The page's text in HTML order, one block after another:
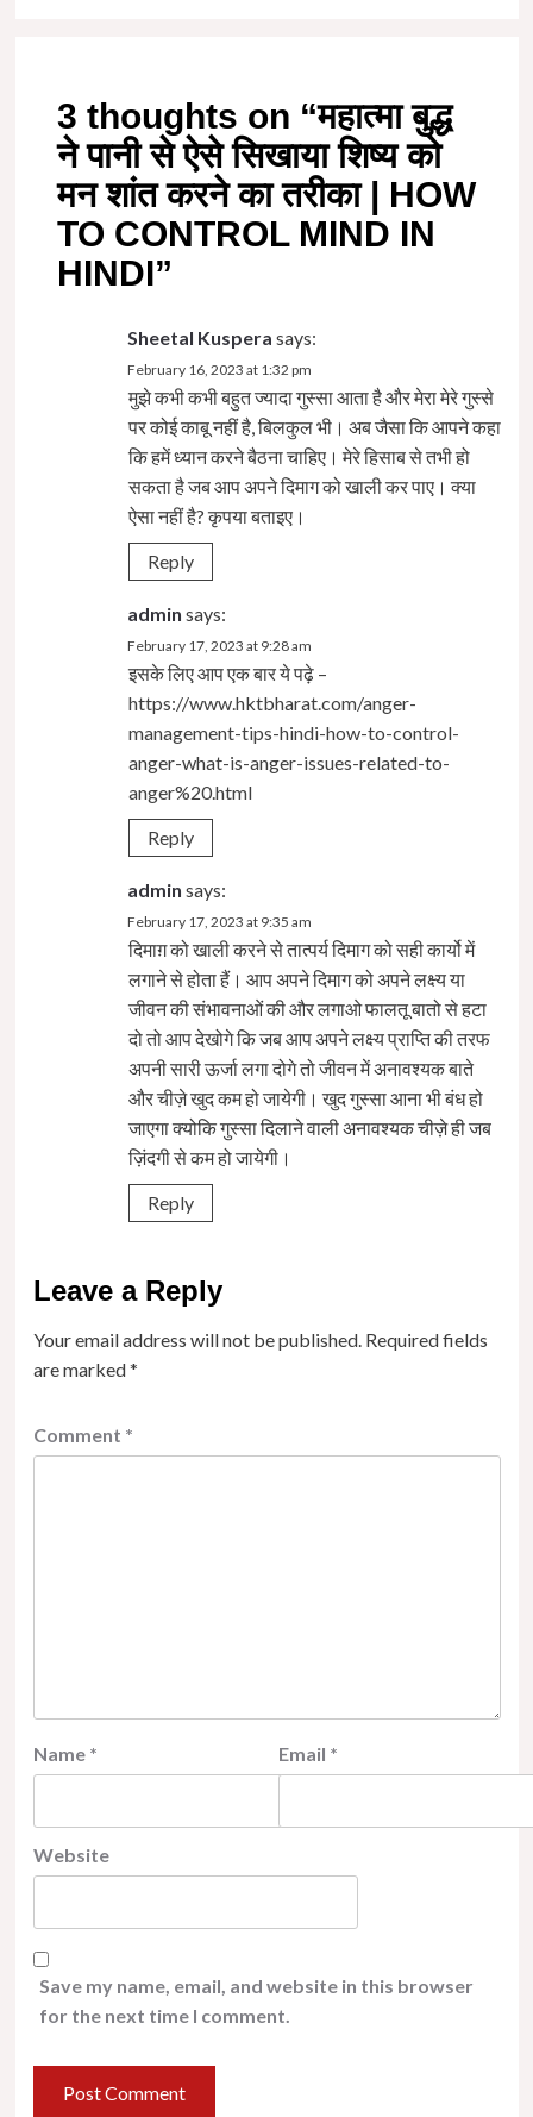
3 thoughts on “महात्मा बुद्ध
ने पानी से ऐसे सिखाया शिष्य को
मन शांत करने का तरीका | HOW
TO CONTROL MIND IN
HINDI”
Sheetal Kuspera says:
February 16, 2023 at 1:32 pm
मुझे कभी कभी बहुत ज्यादा गुस्सा आता है और मेरा मेरे गुस्से
पर कोई काबू नहीं है, बिलकुल भी। अब जैसा कि आपने कहा
कि हमें ध्यान करने बैठना चाहिए। मेरे हिसाब से तभी हो
सकता है जब आप अपने दिमाग को खाली कर पाए। क्या
ऐसा नहीं है? कृपया बताइए।
Reply
admin says:
February 17, 2023 at 9:28 am
इसके लिए आप एक बार ये पढ़े –
https://www.hktbharat.com/anger-
management-tips-hindi-how-to-control-
anger-what-is-anger-issues-related-to-
anger%20.html
Reply
admin says:
February 17, 2023 at 9:35 am
दिमाग़ को खाली करने से तात्पर्य दिमाग को सही कार्यो में
लगाने से होता हैं। आप अपने दिमाग को अपने लक्ष्य या
जीवन की संभावनाओं की और लगाओ फालतू बातो से हटा
दो तो आप देखोगे कि जब आप अपने लक्ष्य प्राप्ति की तरफ
अपनी सारी ऊर्जा लगा दोगे तो जीवन में अनावश्यक बाते
और चीज़े खुद कम हो जायेगी। खुद गुस्सा आना भी बंध हो
जाएगा क्योकि गुस्सा दिलाने वाली अनावश्यक चीज़े ही जब
ज़िंदगी से कम हो जायेगी।
Reply
Leave a Reply
Your email address will not be published. Required fields
are marked*
Comment *
Name * Email *
Website
Save my name, email, and website in this browser
for the next time I comment.